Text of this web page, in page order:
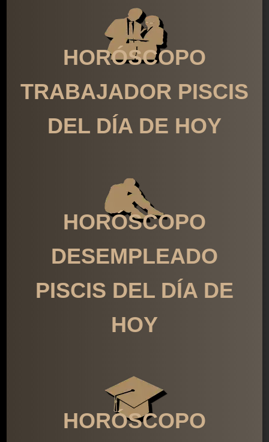
HORÓSCOPO
TRABAJADOR PISCIS
DEL DÍA DE HOY
HORÓSCOPO
DESEMPLEADO
PISCIS DEL DÍA DE
HOY
HORÓSCOPO